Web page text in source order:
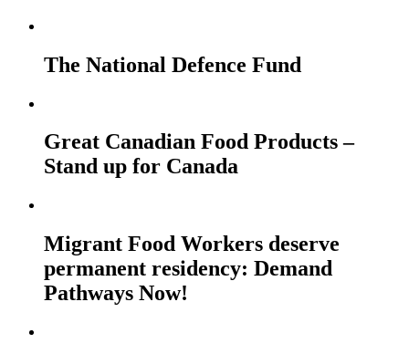
The National Defence Fund
Great Canadian Food Products –
Stand up for Canada
Migrant Food Workers deserve
permanent residency: Demand
Pathways Now!